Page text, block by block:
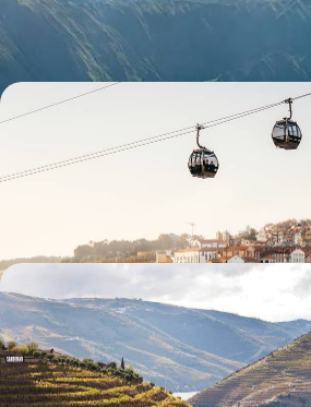
8 jours, de 1900 à 3000 €
Le Portugal en train - L’art,
Opter pour le train et rallier les trois villes
Coimbra et Lisbonne
De Porto à Lisbonne - Les
Parcourir ce bel itinéraire du nord au centre,
vignobles du Douro, la douceur de vivre
9 jours, de 2100 à 2700 €